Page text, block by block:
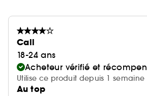
Call
18-24 ans
Acheteur vérifié et
Utilise ce produit depuis 1 semaine
Au top